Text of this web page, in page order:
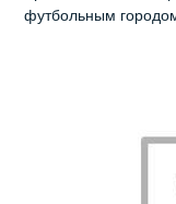
футбольным